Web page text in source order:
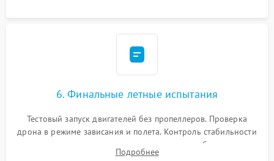
6. Финальные летные испытания
Тестовый запуск двигателей без пропеллеров. Проверка
дрона в режиме зависания и полета. Контроль стабильности
удержания точки, качества передачи видео, работы системы
возврата домой (RTH) и дальности радиосвязи.
Подробнее